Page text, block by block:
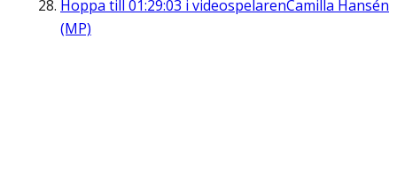
Hoppa till 01:29:03 i videospelarenCamilla Hansén
(MP)